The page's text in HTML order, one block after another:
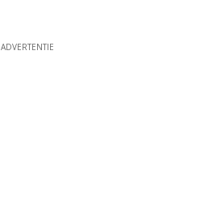
ADVERTENTIE